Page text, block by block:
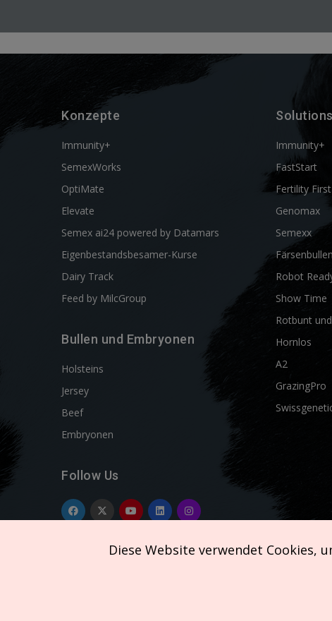
Konzepte
Immunity+
SemexWorks
OptiMate
Elevate
Semex ai24 powered by Datamars
Eigenbestandsbesamer-Kurse
Dairy Track
Feed by MilcGroup
Bullen und Embryonen
Holsteins
Jersey
Beef
Embryonen
Follow Us
Solutions
Immunity+
FastStart
Fertility First
Genomax
Semexx
Färsenbullen
Robot
Show Time
Rotbunt
Hornlos
A2
GrazingPro
Diese Website verwendet Cookies,